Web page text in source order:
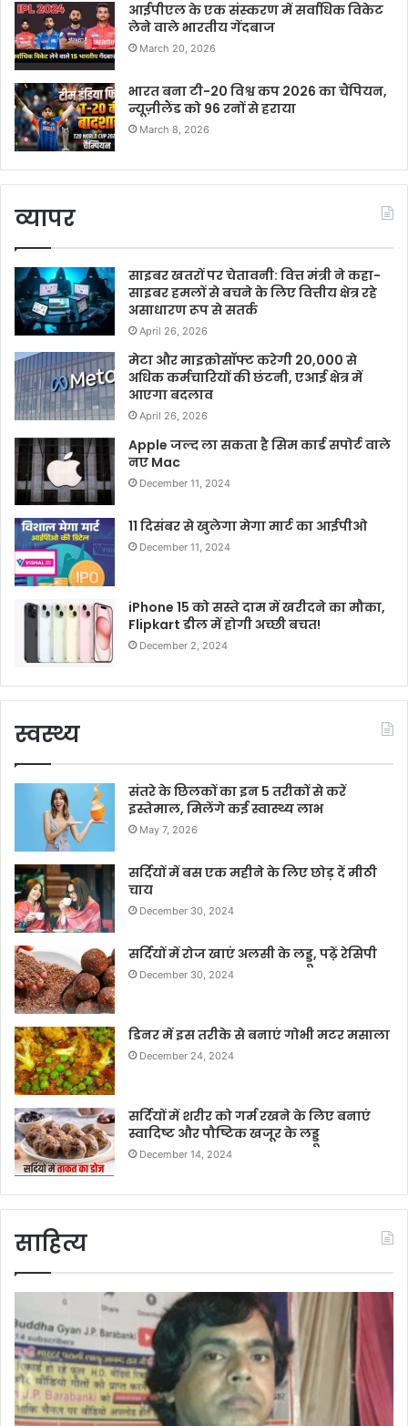
आईपीएल के एक संस्करण में सर्वाधिक विकेट
लेने वाले भारतीय गेंदबाज
March 20, 2026
भारत बना टी-20 विश्व कप 2026 का चैंपियन,
न्यूज़ीलैंड को 96 रनों से हराया
March 8, 2026
व्यापर
साइबर खतरों पर चेतावनी: वित्त मंत्री ने कहा-
साइबर हमलों से बचने के लिए वित्तीय क्षेत्र रहे
असाधारण रूप से सतर्क
April 26, 2026
मेटा और माइक्रोसॉफ्ट करेगी 20,000 से
अधिक कर्मचारियों की छंटनी, एआई क्षेत्र में
आएगा बदलाव
April 26, 2026
Apple जल्द ला सकता है सिम कार्ड सपोर्ट वाले
नए Mac
December 11, 2024
11 दिसंबर से खुलेगा मेगा मार्ट का आईपीओ
December 11, 2024
iPhone 15 को सस्ते दाम में खरीदने का मौका,
Flipkart डील में होगी अच्छी बचत!
December 2, 2024
स्वस्थ्य
संतरे के छिलकों का इन 5 तरीकों से करें
इस्तेमाल, मिलेंगे कई स्वास्थ्य लाभ
May 7, 2026
सर्दियों में बस एक महीने के लिए छोड़ दें मीठी
चाय
December 30, 2024
सर्दियों में रोज खाएं अलसी के लड्डू, पढ़ें रेसिपी
December 30, 2024
डिनर में इस तरीके से बनाएं गोभी मटर मसाला
December 24, 2024
सर्दियों में शरीर को गर्म रखने के लिए बनाएं
स्वादिष्ट और पौष्टिक खजूर के लड्डू
December 14, 2024
साहित्य